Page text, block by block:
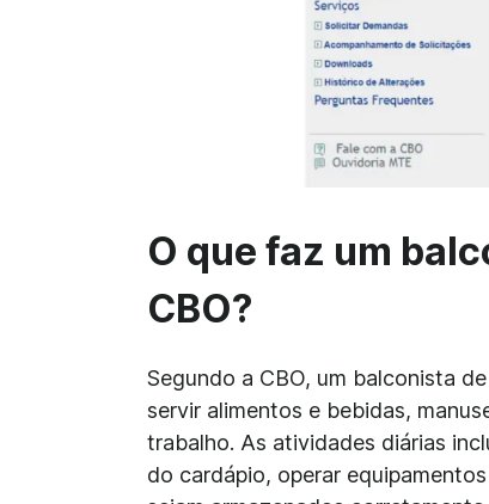
O que faz um
CBO?
Segundo a CBO, um balconista
servir alimentos e bebidas,
trabalho. As atividades diárias
do cardápio, operar